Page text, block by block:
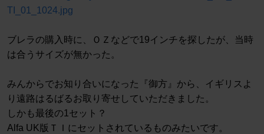
TI_01_1024.jpg
ブレラの購入時に、ＯＺなどで19インチを探したが、当時
は合うサイズが無かった。
みんからでお知り合いになった『御方』から、イギリスよ
り遠路はるばるお取り寄せしていただきました。
しかも最後の1セット？
Alfa UK版ＴＩにセットされているものみたいです。